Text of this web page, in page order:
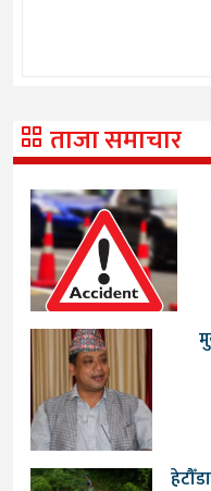
ताजा समाचार